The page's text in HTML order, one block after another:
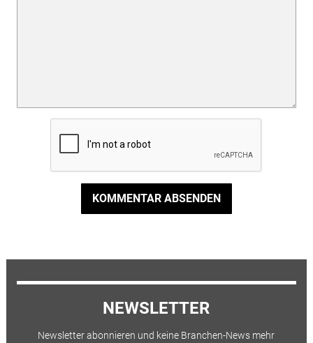
KOMMENTAR ABSENDEN
NEWSLETTER
Newsletter abonnieren und keine Branchen-News mehr